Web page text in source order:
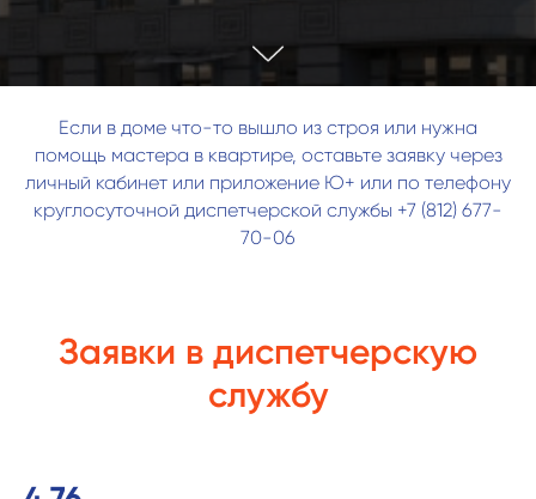
Если в доме что-то вышло из строя или нужна
помощь мастера в квартире, оставьте заявку через
личный кабинет или приложение Ю+ или по телефону
круглосуточной диспетчерской службы +7 (812) 677-
70-06
Заявки в диспетчерскую
службу